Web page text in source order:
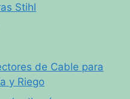
Stihl
de Cable para
y Riego